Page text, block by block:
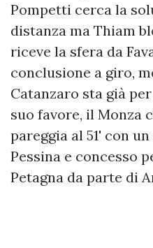
Pompetti cerca la
distanza ma Thiam
riceve la sfera da
conclusione a giro,
Catanzaro sta già
suo favore, il Monza
pareggia al 51' con
Pessina e concesso
Petagna da parte di